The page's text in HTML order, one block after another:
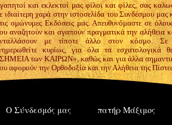
και εκλεκτοί μας φίλοι και φίλες, σας
ιδιαίτερη χαρά στην ιστοσελίδα του Συνδέσμου μας
ομώνυμες Εκδόσεις μας. Απευθυνόμαστε σε
αναζητούν και αγαπούν πραγματικά την αλήθεια
με τίποτε άλλο στον κόσμο.
κυρίως, για όλα τα εσχατολογικά
των ΚΑΙΡΩΝ», καθώς και για άλλα
αφορούν την Ορθοδοξία και την Αλήθεια της
Ο Σύνδεσμός μας πατήρ Μάξιμος